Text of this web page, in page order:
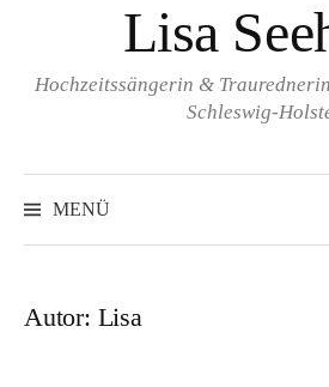
Lisa
Hochzeitssängerin &
Schleswig-
MENÜ
Autor: Lisa